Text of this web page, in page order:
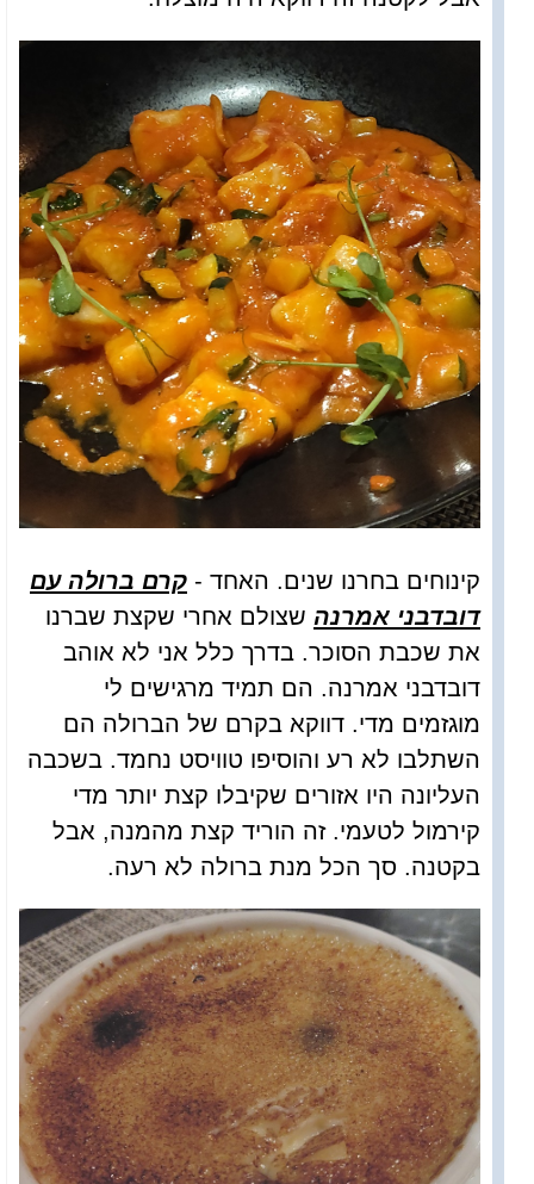
קינוחים בחרנו שנים. האחד - קרם ברולה עם
דובדבני אמרנה שצולם אחרי שקצת שברנו
את שכבת הסוכר. בדרך כלל אני לא אוהב
דובדבני אמרנה. הם תמיד מרגישים לי
מוגזמים מדי. דווקא בקרם של הברולה הם
השתלבו לא רע והוסיפו טוויסט נחמד. בשכבה
העליונה היו אזורים שקיבלו קצת יותר מדי
קירמול לטעמי. זה הוריד קצת מהמנה, אבל
בקטנה. סך הכל מנת ברולה לא רעה.